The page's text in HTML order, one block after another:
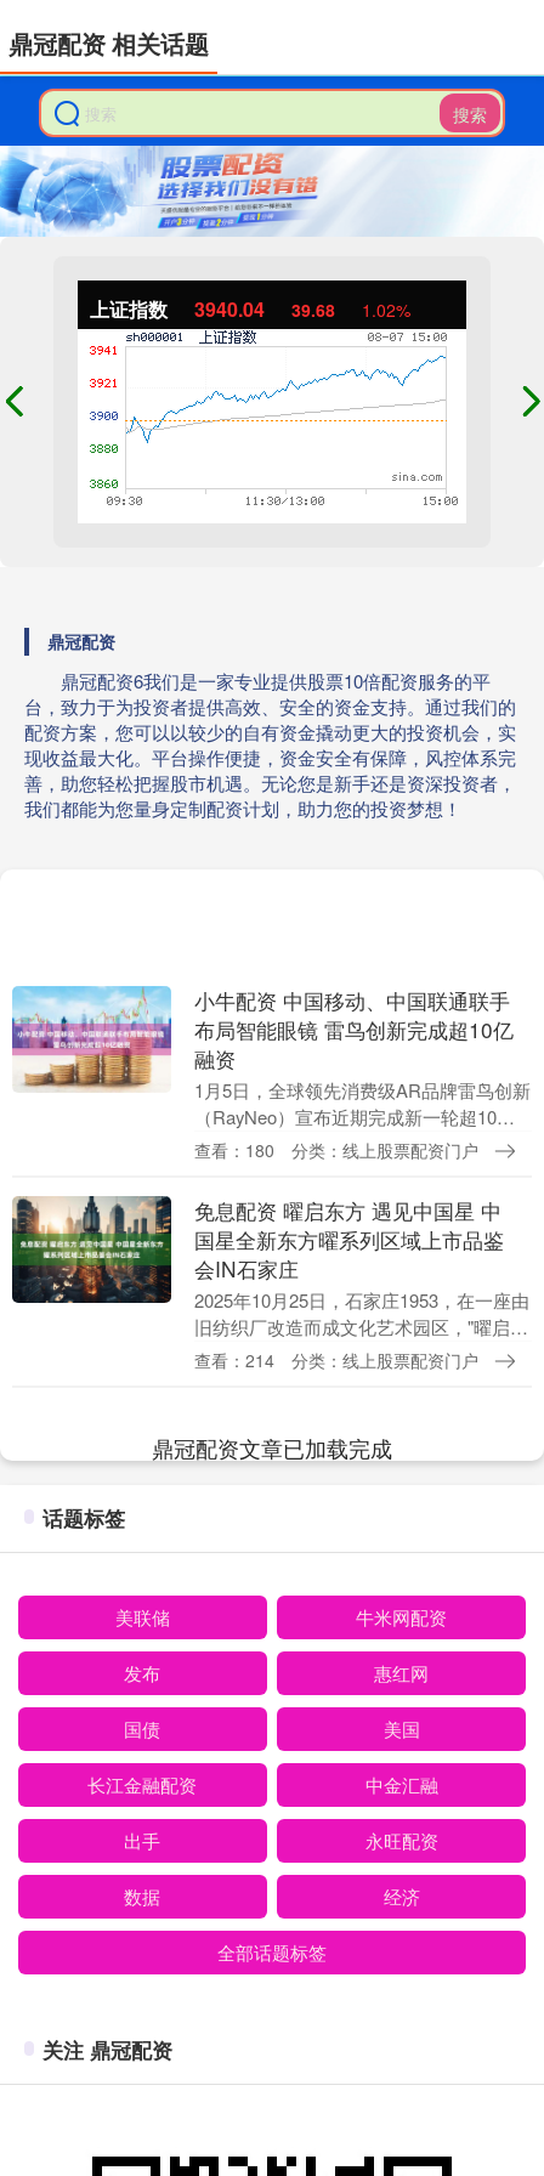
搜索
上证指数 3940.04 39.68 1.02%
鼎冠配资
鼎冠配资6我们是一家专业提供股票10倍配资服务的平
台，致力于为投资者提供高效、安全的资金支持。通过我们的
配资方案，您可以以较少的自有资金撬动更大的投资机会，实
现收益最大化。平台操作便捷，资金安全有保障，风控体系完
善，助您轻松把握股市机遇。无论您是新手还是资深投资者，
我们都能为您量身定制配资计划，助力您的投资梦想！
鼎冠配资 相关话题
小牛配资 中国移动、中国联通联手
布局智能眼镜 雷鸟创新完成超10亿
融资
1月5日，全球领先消费级AR品牌雷鸟创新
（RayNeo）宣布近期完成新一轮超10亿
元融资。本轮融资由中国移动链长基金与
金）领....
查看：180 分类：线上股票配资门户
免息配资 曜启东方 遇见中国星 中
国星全新东方曜系列区域上市品鉴
会IN石家庄
2025年10月25日，石家庄1953，在一座由
旧纺织厂改造而成文化艺术园区，"曜启东
方 遇见中国星"中国星全新东方曜系列区
查看：214 分类：线上股票配资门户
鼎冠配资文章已加载完成
话题标签
美联储 牛米网配资
发布 惠红网
国债 美国
长江金融配资 中金汇融
出手 永旺配资
数据 经济
全部话题标签
关注 鼎冠配资